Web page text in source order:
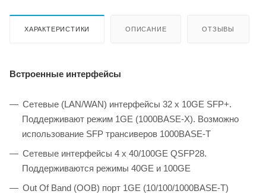
ХАРАКТЕРИСТИКИ ОПИСАНИЕ ОТЗЫВЫ
Встроенные интерфейсы
Сетевые (LAN/WAN) интерфейсы 32 x 10GE SFP+.
Поддерживают режим 1GE (1000BASE-X). Возможно
использование SFP трансиверов 1000BASE-T
Сетевые интерфейсы 4 x 40/100GE QSFP28.
Поддерживаются режимы 40GE и 100GE
Out Of Band (OOB) порт 1GE (10/100/1000BASE-T)